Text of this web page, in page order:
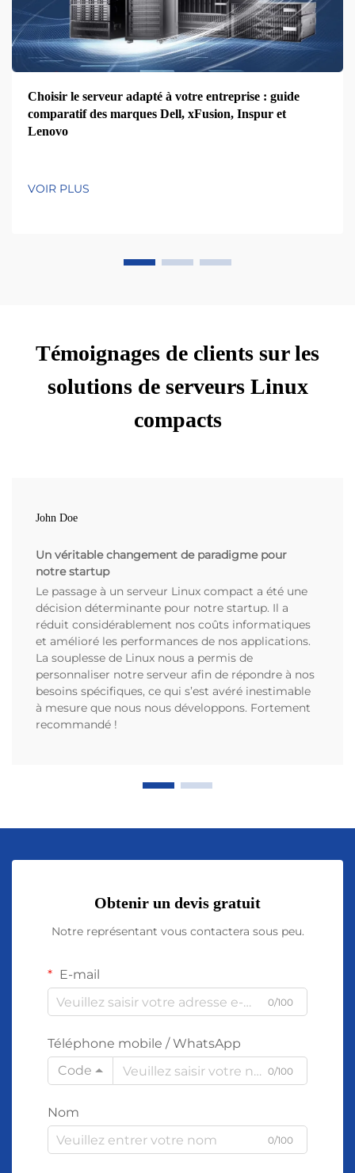
Choisir le serveur adapté à votre entreprise : guide
comparatif des marques Dell, xFusion, Inspur et
Lenovo
VOIR PLUS
Témoignages de clients sur les
solutions de serveurs Linux
compacts
John Doe
Un véritable changement de paradigme pour
notre startup
Le passage à un serveur Linux compact a été une
décision déterminante pour notre startup. Il a
réduit considérablement nos coûts informatiques
et amélioré les performances de nos applications.
La souplesse de Linux nous a permis de
personnaliser notre serveur afin de répondre à nos
besoins spécifiques, ce qui s’est avéré inestimable
à mesure que nous nous développons. Fortement
recommandé !
Obtenir un devis gratuit
Notre représentant vous contactera sous peu.
E-mail
0/100
Téléphone mobile / WhatsApp
Code
0/100
Nom
0/100